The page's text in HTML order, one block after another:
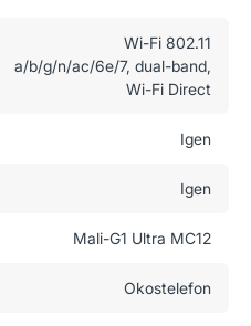
Wi-Fi 802.11
a/b/g/n/ac/6e/7, dual-band,
Wi-Fi Direct
Igen
Igen
Mali-G1 Ultra MC12
Okostelefon